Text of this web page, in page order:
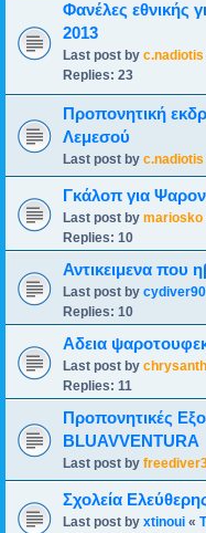
Φανέλες εθνικής
2013
Last post by c.nadiotis
Replies: 23
Προπονητική
Λεμεσού
Last post by c.nadiotis
Γκάλοπ για
Last post by mariosko
Replies: 10
Αντικειμενα που
Last post by
Replies: 10
Aδεια
Last post by
Replies: 11
Προπονητικές
BLUAVVENTURA
Last post by
Σχολεία
Last post by xtinoui «